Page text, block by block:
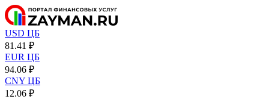
USD ЦБ
81.41 ₽
EUR ЦБ
94.06 ₽
CNY ЦБ
12.06 ₽